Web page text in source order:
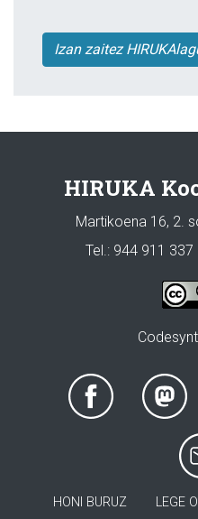
Izan zaitez
HIRUKA
Martikoena 16, 2.
Tel.: 944 911 337
HONI BURUZ LEGE